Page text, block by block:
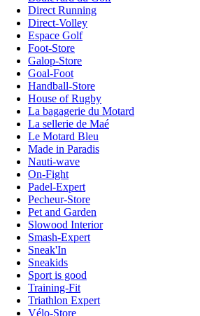
Direct Running
Direct-Volley
Espace Golf
Foot-Store
Galop-Store
Goal-Foot
Handball-Store
House of Rugby
La bagagerie du Motard
La sellerie de Maé
Le Motard Bleu
Made in Paradis
Nauti-wave
On-Fight
Padel-Expert
Pecheur-Store
Pet and Garden
Slowood Interior
Smash-Expert
Sneak'In
Sneakids
Sport is good
Training-Fit
Triathlon Expert
Vélo-Store